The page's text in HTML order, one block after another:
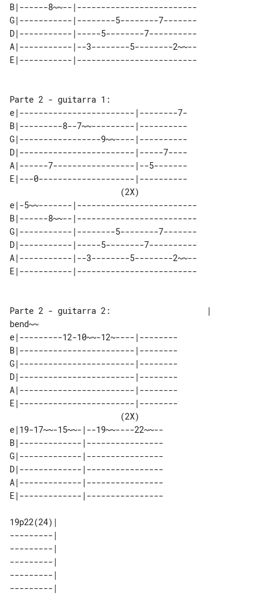
B|------8~~--|-------------------------
G|-----------|--------5--------7-------
D|-----------|-----5--------7----------
A|-----------|--3--------5--------2~~--
E|-----------|-------------------------
Parte 2 - guitarra 1:
e|------------------------|--------7-
B|---------8--7~~---------|----------
G|-----------------9~~----|----------
D|------------------------|-----7----
A|------7-----------------|--5-------
E|---0--------------------|----------
e|-5~~-------|-------------------------
B|------8~~--|-------------------------
G|-----------|--------5--------7-------
D|-----------|-----5--------7----------
A|-----------|--3--------5--------2~~--
E|-----------|-------------------------
Parte 2 - guitarra 2:                    |
bend~~
e|---------12-10~~-12~----|--------
B|------------------------|--------
G|------------------------|--------
D|------------------------|--------
A|------------------------|--------
E|------------------------|--------
e|19-17~~-15~~-|--19~~----22~~--
B|-------------|----------------
G|-------------|----------------
D|-------------|----------------
A|-------------|----------------
E|-------------|----------------
19p22(24)|
---------|
---------|
---------|
---------|
---------|